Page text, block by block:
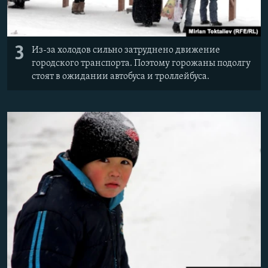
3
Из-за холодов сильно затруднено движение
городского транспорта. Поэтому горожаны подолгу
стоят в ожидании автобуса и троллейбуса.